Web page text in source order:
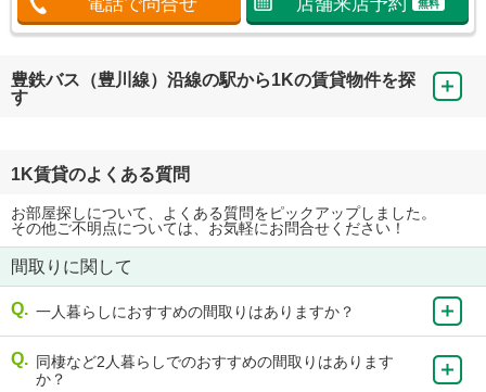
無料
豊鉄バス（豊川線）沿線の駅から1Kの賃貸物件を探
す
1K賃貸のよくある質問
お部屋探しについて、よくある質問をピックアップしました。
その他ご不明点については、お気軽にお問合せください！
間取りに関して
一人暮らしにおすすめの間取りはありますか？
同棲など2人暮らしでのおすすめの間取りはあります
か？